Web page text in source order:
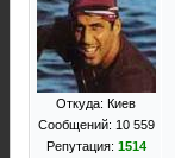
Откуда: Киев
Сообщений: 10 559
Репутация: 1514